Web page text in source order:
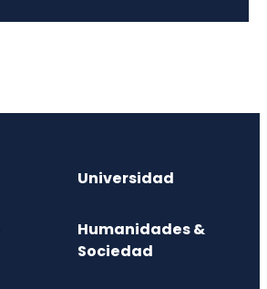
Universidad
Humanidades &
Sociedad